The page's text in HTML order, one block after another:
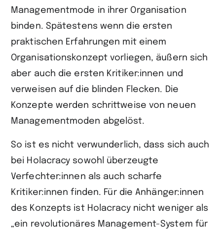
Managementmode in ihrer Organisation
binden. Spätestens wenn die ersten
praktischen Erfahrungen mit einem
Organisationskonzept vorliegen, äußern sich
aber auch die ersten Kritiker:innen und
verweisen auf die blinden Flecken. Die
Konzepte werden schrittweise von neuen
Managementmoden abgelöst.
So ist es nicht verwunderlich, dass sich auch
bei Holacracy sowohl überzeugte
Verfechter:innen als auch scharfe
Kritiker:innen finden. Für die Anhänger:innen
des Konzepts ist Holacracy nicht weniger als
„ein revolutionäres Management-System für